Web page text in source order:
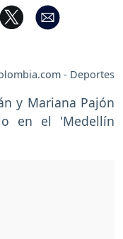
- Deportes
y Mariana Pajón
en el 'Medellín